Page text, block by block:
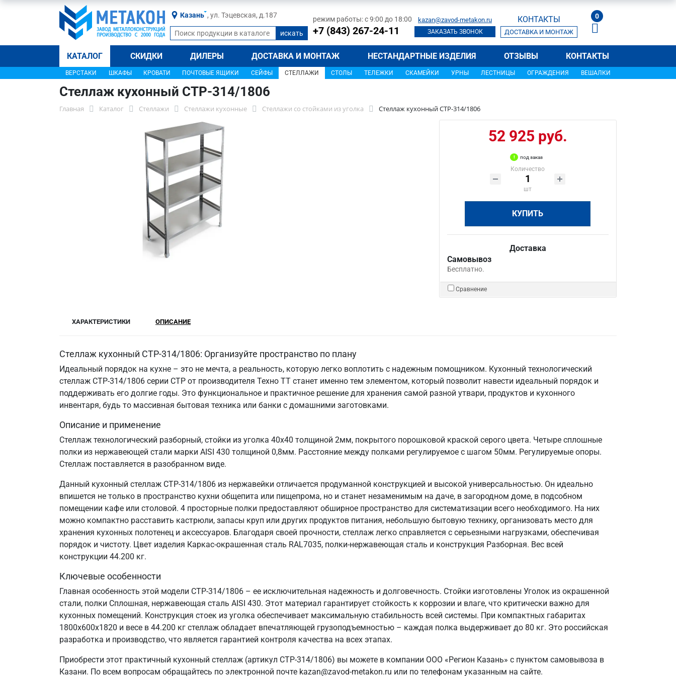
Казань , ул. Тэцевская, д.187 режим работы: с 9:00 до 18:00
+7 (843) 267-24-11
kazan@zavod-metakon.ru
ЗАКАЗАТЬ ЗВОНОК
КОНТАКТЫ
ДОСТАВКА И МОНТАЖ
0
КАТАЛОГ СКИДКИ ДИЛЕРЫ ДОСТАВКА И МОНТАЖ НЕСТАНДАРТНЫЕ ИЗДЕЛИЯ ОТЗЫВЫ КОНТАКТЫ
ВЕРСТАКИ ШКАФЫ КРОВАТИ ПОЧТОВЫЕ ЯЩИКИ СЕЙФЫ СТЕЛЛАЖИ СТОЛЫ ТЕЛЕЖКИ СКАМЕЙКИ УРНЫ ЛЕСТНИЦЫ ОГРАЖДЕНИЯ ВЕШАЛКИ
Стеллаж кухонный СТР-314/1806
Главная Каталог Стеллажи Стеллажи кухонные Стеллажи со стойками из уголка Стеллаж кухонный СТР-314/1806
52 925 руб.
под заказ
Количество
шт
КУПИТЬ
Доставка
Самовывоз
Бесплатно.
Сравнение
ХАРАКТЕРИСТИКИ ОПИСАНИЕ
Стеллаж кухонный СТР-314/1806: Организуйте пространство по плану
Идеальный порядок на кухне – это не мечта, а реальность, которую легко воплотить с надежным помощником. Кухонный технологический
стеллаж СТР-314/1806 серии СТР от производителя Техно ТТ станет именно тем элементом, который позволит навести идеальный порядок и
поддерживать его долгие годы. Это функциональное и практичное решение для хранения самой разной утвари, продуктов и кухонного
инвентаря, будь то массивная бытовая техника или банки с домашними заготовками.
Описание и применение
Стеллаж технологический разборный, стойки из уголка 40х40 толщиной 2мм, покрытого порошковой краской серого цвета. Четыре сплошные
полки из нержавеющей стали марки AISI 430 толщиной 0,8мм. Расстояние между полками регулируемое с шагом 50мм. Регулируемые опоры.
Стеллаж поставляется в разобранном виде.
Данный кухонный стеллаж СТР-314/1806 из нержавейки отличается продуманной конструкцией и высокой универсальностью. Он идеально
впишется не только в пространство кухни общепита или пищепрома, но и станет незаменимым на даче, в загородном доме, в подсобном
помещении кафе или столовой. 4 просторные полки предоставляют обширное пространство для систематизации всего необходимого. На них
можно компактно расставить кастрюли, запасы круп или других продуктов питания, небольшую бытовую технику, организовать место для
хранения кухонных полотенец и аксессуаров. Благодаря своей прочности, стеллаж легко справляется с серьезными нагрузками, обеспечивая
порядок и чистоту. Цвет изделия Каркас-окрашенная сталь RAL7035, полки-нержавеющая сталь и конструкция Разборная. Вес всей
конструкции 44.200 кг.
Ключевые особенности
Главная особенность этой модели СТР-314/1806 – ее исключительная надежность и долговечность. Стойки изготовлены Уголок из окрашенной
стали, полки Сплошная, нержавеющая сталь AISI 430. Этот материал гарантирует стойкость к коррозии и влаге, что критически важно для
кухонных помещений. Конструкция стоек из уголка обеспечивает максимальную стабильность всей системы. При компактных габаритах
1800х600х1820 и весе в 44.200 кг стеллаж обладает впечатляющей грузоподъемностью – каждая полка выдерживает до 80 кг. Это российская
разработка и производство, что является гарантией контроля качества на всех этапах.
Приобрести этот практичный кухонный стеллаж (артикул СТР-314/1806) вы можете в компании ООО «Регион Казань» с пунктом самовывоза в
Казани. По всем вопросам обращайтесь по электронной почте kazan@zavod-metakon.ru или по телефонам указанным на сайте.